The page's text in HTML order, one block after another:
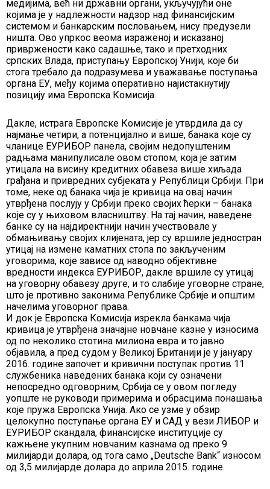
медијима, већ ни државни органи, укључујући оне
којима је у надлежности надзор над финансијским
системом и банкарским пословањем, нису предузели
ништа. Ово упркос веома израженој и исказаној
привржености како садашње, тако и претходних
српских Влада, приступању Европској Унији, које би
стога требало да подразумева и уважавање поступања
органа ЕУ, међу којима оперативно најистакнутију
позицију има Европска Комисија.
Дакле, истрага Европске Комисије је утврдила да су
најмање четири, а потенцијално и више, банака које су
чланице ЕУРИБОР панела, својим недопуштеним
радњама манипулисале овом стопом, која је затим
утицала на висину кредитних обавеза више хиљада
грађана и привредних субјеката у Републици Србији. При
томе, неке од банака чија је кривица на овај начин
утврђена послују у Србији преко својих ћерки – банака
које су у њиховом власништву. На тај начин, наведене
банке су на најдиректнији начин учествовале у
обмањивању својих клијената, јер су вршиле једностран
утицај на измене каматних стопа по закљученим
уговорима, које зависе од наводно објективне
вредности индекса ЕУРИБОР, дакле вршиле су утицај
на уговорну обавезу друге, и то слабије уговорне стране,
што је противно законима Републике Србије и општим
начелима уговорног права.
И док је Европска Комисија изрекла банкама чија
кривица је утврђена значајне новчане казне у износима
од по неколико стотина милиона евра и то јавно
објавила, а пред судом у Великој Британији је у јануару
2016. године започет и кривични поступак против 11
службеника наведених банака који су означени
непосредно одговорним, Србија се у овом погледу
уопште не руководи примерима и обрасцима понашања
које пружа Европска Унија. Ако се узме у обзир
целокупно поступање органа ЕУ и САД у вези ЛИБОР и
ЕУРИБОР скандала, финансијске институције су
кажњене укупним новчаним казнама од преко 9
милијарди долара, од тога само „Deutsche Bank“ износом
од 3,5 милијарде долара до априла 2015. године.